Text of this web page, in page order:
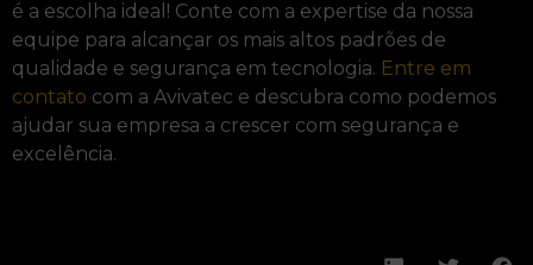
é a escolha ideal! Conte com a expertise da nossa
equipe para alcançar os mais altos padrões de
qualidade e segurança em tecnologia. Entre em
contato com a Avivatec e descubra como podemos
ajudar sua empresa a crescer com segurança e
excelência.